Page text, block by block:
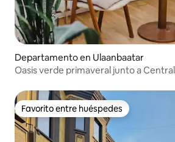
Departamento en Ulaanbaatar
Oasis verde primaveral junto a
Favorito entre huéspedes
Favorito entre huéspedes